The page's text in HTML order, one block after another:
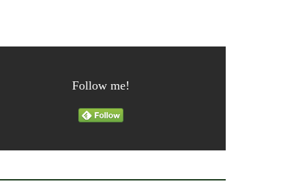
Follow me!